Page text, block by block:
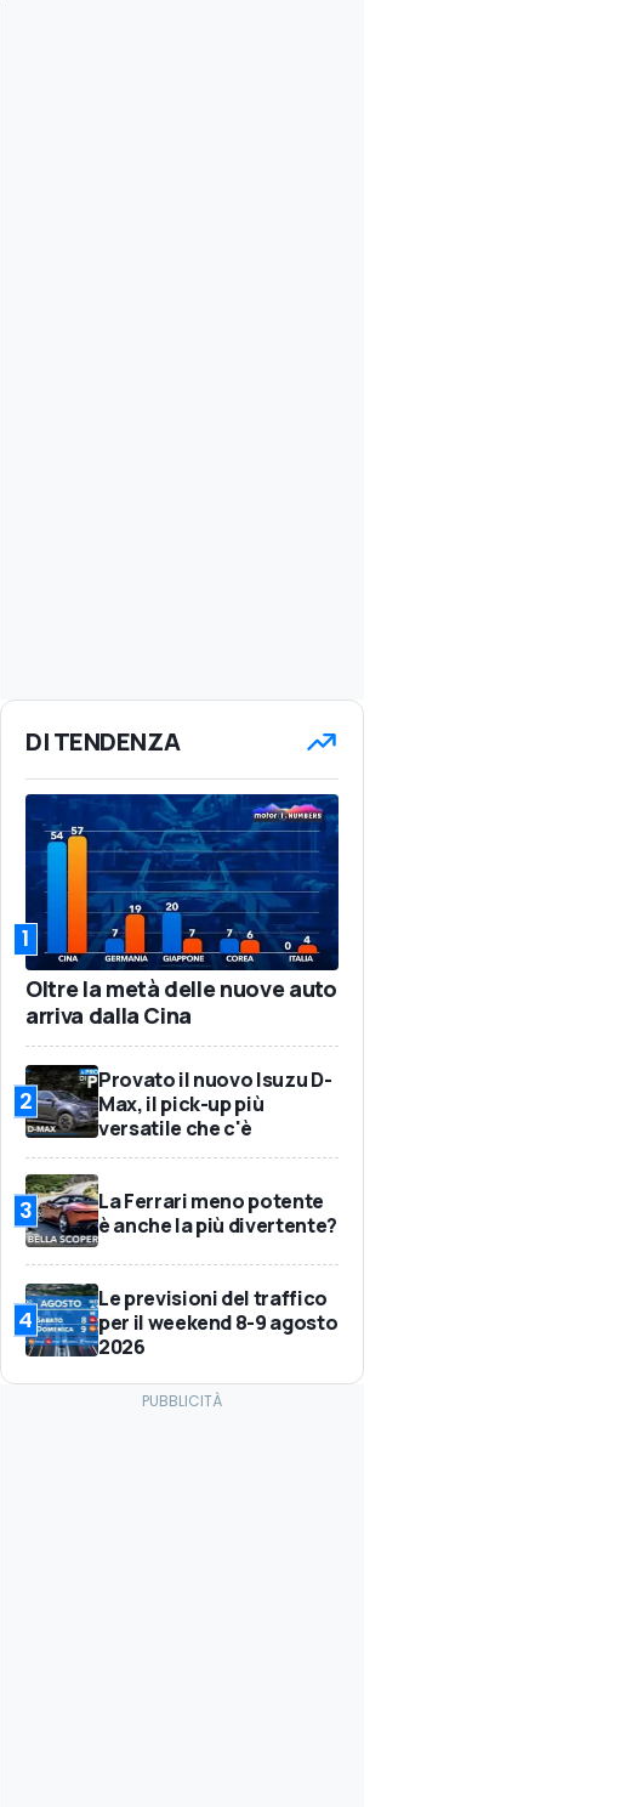
DI TENDENZA
1
Oltre la metà delle nuove auto
arriva dalla Cina
2
Provato il nuovo Isuzu D-
Max, il pick-up più
versatile che c'è
3
La Ferrari meno potente
è anche la più divertente?
4
Le previsioni del traffico
per il weekend 8-9 agosto
2026